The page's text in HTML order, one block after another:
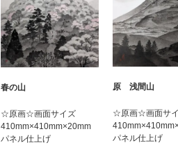
春の山
☆原画☆画面サイズ
410mm×410mm×20mm
パネル仕上げ
原 浅間山
☆原画☆画面サ
パネル仕上げ